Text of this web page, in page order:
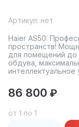
Артикул: нет
Haier AS50:
пространств!
для помещений до
обдува,
интеллектуальное
86 800 ₽
от 1 по 1